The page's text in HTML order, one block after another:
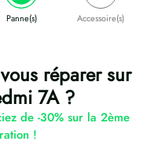
Panne(s) Accessoire(s)
réparer sur
7A ?
de -30% sur la 2ème
!